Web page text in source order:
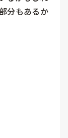
分もあるか